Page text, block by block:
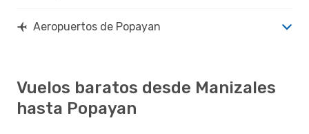
Aeropuertos de Popayan
Vuelos baratos desde Manizales
hasta Popayan